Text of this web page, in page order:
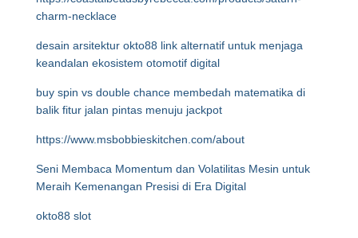
charm-necklace
desain arsitektur okto88 link alternatif untuk menjaga
keandalan ekosistem otomotif digital
buy spin vs double chance membedah matematika di
balik fitur jalan pintas menuju jackpot
https://www.msbobbieskitchen.com/about
Seni Membaca Momentum dan Volatilitas Mesin untuk
Meraih Kemenangan Presisi di Era Digital
okto88 slot